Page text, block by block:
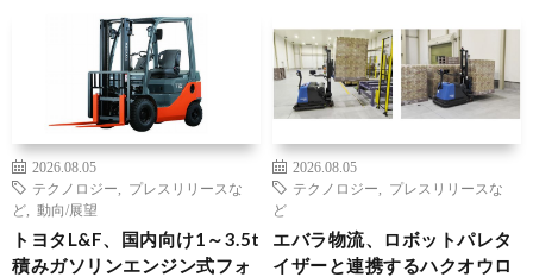
2026.08.05
テクノロジー
プレスリリースな
ど
動向/展望
トヨタL&F、国内向け1～3.5t
積みガソリンエンジン式フォ
2026.08.05
テクノロジー
プレスリリースな
ど
エバラ物流、ロボットパレタ
イザーと連携するハクオウロ